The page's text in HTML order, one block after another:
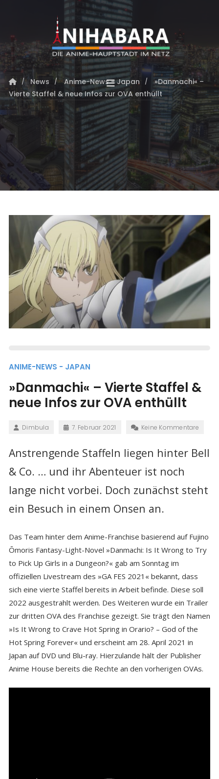
News Anime-News - Japan
»Danmachi« –
Vierte Staffel & neue Infos zur OVA enthüllt
ANIME-NEWS - JAPAN
»Danmachi« – Vierte Staffel &
neue Infos zur OVA enthüllt
Dimbula 7. Februar 2021 Keine Kommentare
Anstrengende Staffeln liegen hinter Bell
& Co. … und ihr Abenteuer ist noch
lange nicht vorbei. Doch zunächst steht
ein Besuch in einem Onsen an.
Das Team hinter dem Anime-Franchise basierend auf Fujino
Ōmoris Fantasy-Light-Novel »Danmachi: Is It Wrong to Try
to Pick Up Girls in a Dungeon?« gab am Sonntag im
offiziellen Livestream des »GA FES 2021« bekannt, dass
sich eine vierte Staffel bereits in Arbeit befinde. Diese soll
2022 ausgestrahlt werden. Des Weiteren wurde ein Trailer
zur dritten OVA des Franchise gezeigt. Sie trägt den Namen
»Is It Wrong to Crave Hot Spring in Orario? – God of the
Hot Spring Forever« und erscheint am 28. April 2021 in
Japan auf DVD und Blu-ray. Hierzulande hält der Publisher
Anime House bereits die Rechte an den vorherigen OVAs.